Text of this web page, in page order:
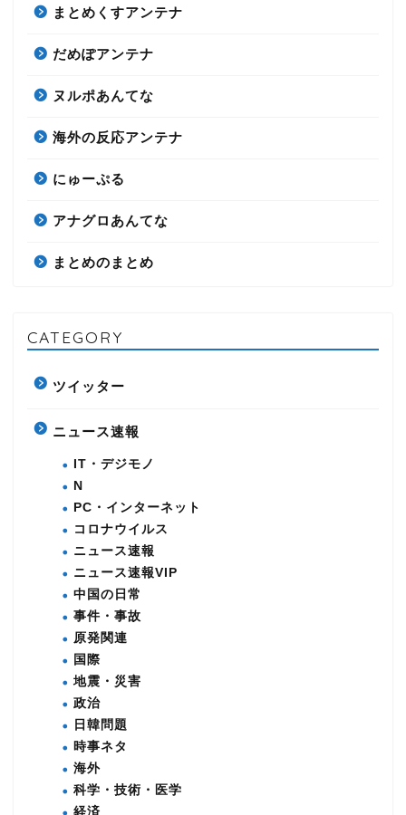
まとめくすアンテナ
だめぽアンテナ
ヌルポあんてな
海外の反応アンテナ
にゅーぷる
アナグロあんてな
まとめのまとめ
CATEGORY
ツイッター
ニュース速報
IT・デジモノ
N
PC・インターネット
コロナウイルス
ニュース速報
ニュース速報VIP
中国の日常
事件・事故
原発関連
国際
地震・災害
政治
日韓問題
時事ネタ
海外
科学・技術・医学
経済